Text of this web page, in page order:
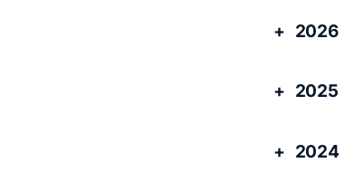
2026
2025
2024